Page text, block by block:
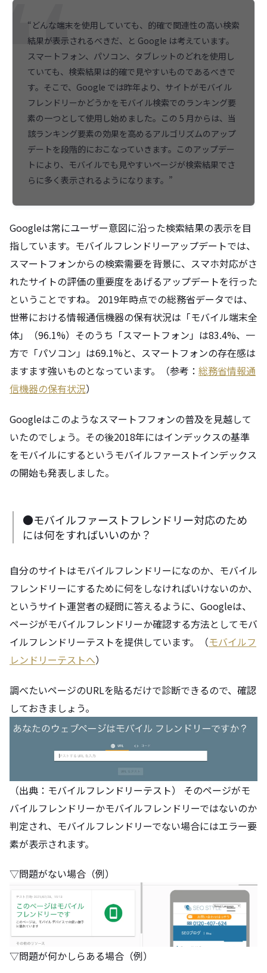
“どんな端末を使用していても、的確で関連性の高い検索
結果が表示されるべきだ、と Google は考えています。
スマートフォン、パソコン、タブレットのどれを使用し
ていても、検索結果は的確で見やすいものであるべきで
す。そこで、Google では昨年より、サイトがモバイル
フレンドリーかどうかをモバイル検索でのランキング要
素の一つとして使用し始めました。この 5 月からは、当
該ランキング要素の効果を高めるアルゴリズムのアップ
デートを段階的におこなっていきます。このアップデー
トにより、モバイルでも見やすいページが検索結果でさ
らに多く表示されるようになります。”
Googleは常にユーザー意図に沿った検索結果の表示を目
指しています。モバイルフレンドリーアップデートでは、
スマートフォンからの検索需要を背景に、スマホ対応がさ
れたサイトの評価の重要度をあげるアップデートを行った
ということですね。 2019年時点での総務省データでは、
世帯における情報通信機器の保有状況は「モバイル端末全
体」（96.1%）そのうち「スマートフォン」は83.4%、一
方で「パソコン」は69.1%と、スマートフォンの存在感は
ますます強いものとなっています。（参考： 総務省情報通
信機器の保有状況）
Googleはこのようなスマートフフォンの普及を見越して
いたのでしょう。その後2018年にはインデックスの基準
をモバイルにするというモバイルファーストインデックス
の開始も発表しました。
●モバイルファーストフレンドリー対応のため
には何をすればいいのか？
自分のサイトはモバイルフレンドリーになのか、モバイル
フレンドリーにするために何をしなければいけないのか、
というサイト運営者の疑問に答えるように、Googleは、
ページがモバイルフレンドリーか確認する方法としてモバ
イルフレンドリーテストを提供しています。（モバイルフ
レンドリーテストへ）
調べたいページのURLを貼るだけで診断できるので、確認
しておきましょう。
（出典：モバイルフレンドリーテスト） そのページがモ
バイルフレンドリーかモバイルフレンドリーではないのか
判定され、モバイルフレンドリーでない場合にはエラー要
素が表示されます。
▽問題がない場合（例）
▽問題が何かしらある場合（例）